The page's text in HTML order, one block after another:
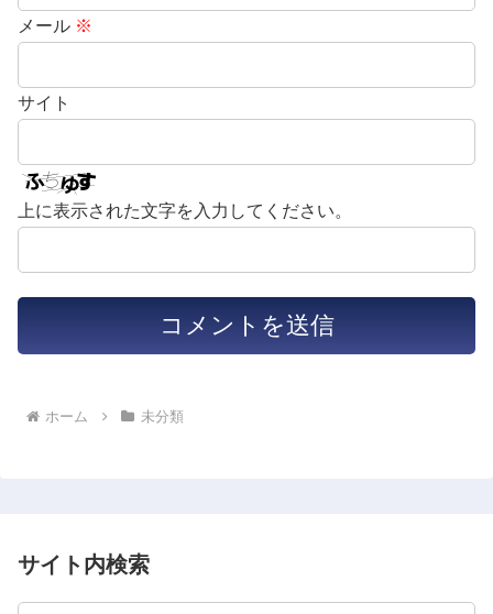
メール ※
サイト
上に表示された文字を入力してください。
ホーム 未分類
サイト内検索